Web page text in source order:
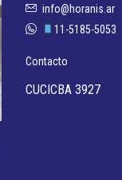
info@horanis.ar
11-5185-5053
Contacto
CUCICBA 3927